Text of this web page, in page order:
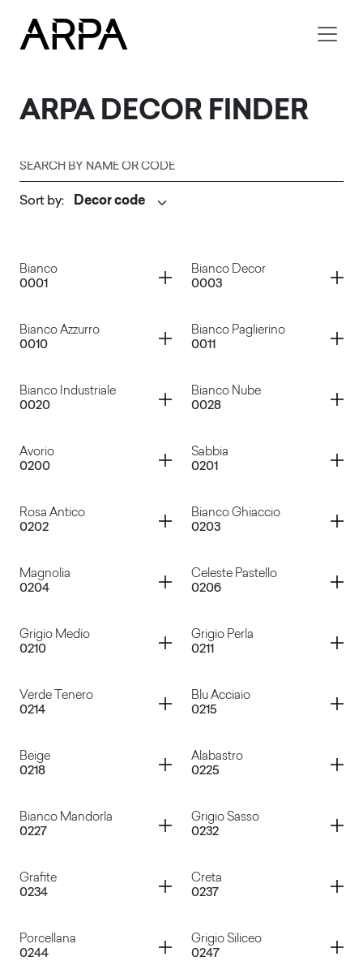
ARPA DECOR FINDER
Search by name or code
Sort by:
Bianco
0001
Container
Bianco Decor
0003
Container
Bianco Azzurro
0010
Container
Bianco Paglierino
0011
Container
Bianco Industriale
0020
Container
Bianco Nube
0028
Container
Avorio
0200
Container
Sabbia
0201
Container
Rosa Antico
0202
Container
Bianco Ghiaccio
0203
Container
Magnolia
0204
Container
Celeste Pastello
0206
Container
Grigio Medio
0210
Container
Grigio Perla
0211
Container
Verde Tenero
0214
Container
Blu Acciaio
0215
Container
Beige
0218
Container
Alabastro
0225
Container
Bianco Mandorla
0227
Container
Grigio Sasso
0232
Container
Grafite
0234
Container
Creta
0237
Container
Porcellana
0244
Container
Grigio Siliceo
0247
Container